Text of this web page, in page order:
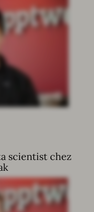
scientist chez